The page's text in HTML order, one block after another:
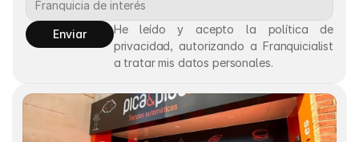
Enviar
He leído y acepto la política de
privacidad, autorizando a Franquicialist
a tratar mis datos personales.